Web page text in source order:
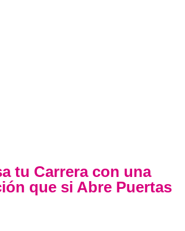
tu Carrera con una
que si Abre Puertas